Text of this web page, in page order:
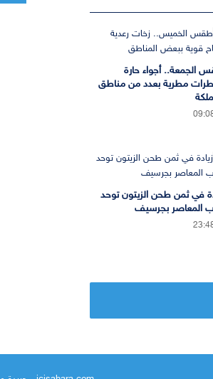
الجمعة.. أجواء حارة
مطرية بعدد من مناطق
في ثمن طحن الزيتون توحد
المعاصر بجرسيف